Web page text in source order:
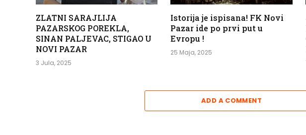
ZLATNI SARAJLIJA
PAZARSKOG POREKLA,
SINAN PALJEVAC, STIGAO U
NOVI PAZAR
3 Jula, 2025
Istorija je ispisana! FK Novi
Pazar ide po prvi put u
Evropu !
25 Maja, 2025
ADD A COMMENT